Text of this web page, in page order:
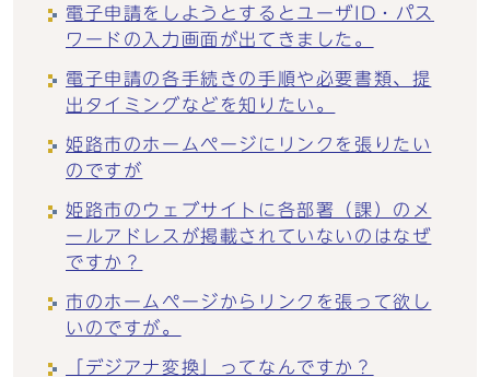
電子申請をしようとするとユーザID・パス
ワードの入力画面が出てきました。
電子申請の各手続きの手順や必要書類、提
出タイミングなどを知りたい。
姫路市のホームページにリンクを張りたい
のですが
姫路市のウェブサイトに各部署（課）のメ
ールアドレスが掲載されていないのはなぜ
ですか？
市のホームページからリンクを張って欲し
いのですが。
「デジアナ変換」ってなんですか？